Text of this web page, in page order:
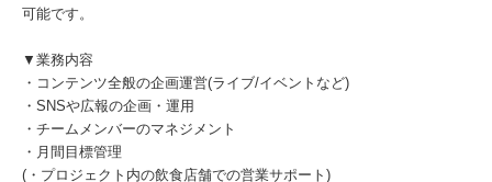
可能です。
▼業務内容
・コンテンツ全般の企画運営(ライブ/イベントなど)
・SNSや広報の企画・運用
・チームメンバーのマネジメント
・月間目標管理
(・プロジェクト内の飲食店舗での営業サポート)